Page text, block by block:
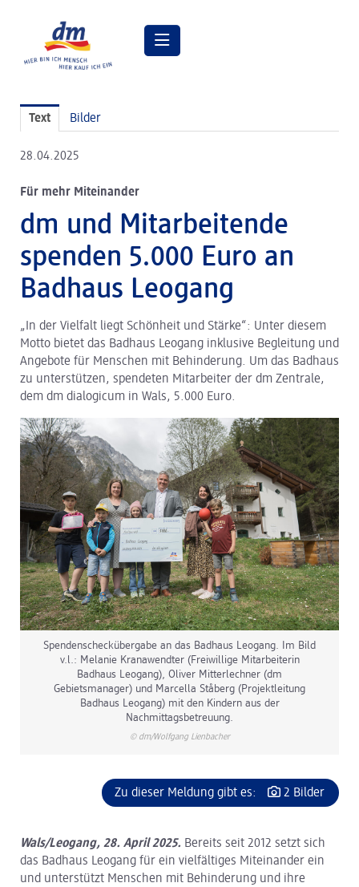
Pressebilder
dm Geschäftsführung
dm Markt
dm friseurstudio
dm kosmetikstudio
Verantwortung
Lehre bei dm
Arbeiten bei dm
dm Logistik
dm Online Shop
PAYBACK
Über dm
Pressekontakt
ACTIVE BEAUTY
Text Bilder
28.04.2025
Für mehr Miteinander
dm und Mitarbeitende
spenden 5.000 Euro an
Badhaus Leogang
„In der Vielfalt liegt Schönheit und Stärke“: Unter diesem
Motto bietet das Badhaus Leogang inklusive Begleitung und
Angebote für Menschen mit Behinderung. Um das Badhaus
zu unterstützen, spendeten Mitarbeiter der dm Zentrale,
dem dm dialogicum in Wals, 5.000 Euro.
Spendenscheckübergabe an das Badhaus Leogang. Im Bild
v.l.: Melanie Kranawendter (Freiwillige Mitarbeiterin
Badhaus Leogang), Oliver Mitterlechner (dm
Gebietsmanager) und Marcella Ståberg (Projektleitung
Badhaus Leogang) mit den Kindern aus der
Nachmittagsbetreuung.
© dm/Wolfgang Lienbacher
Zu dieser Meldung gibt es: 2 Bilder
Wals/Leogang, 28. April 2025. Bereits seit 2012 setzt sich
das Badhaus Leogang für ein vielfältiges Miteinander ein
und unterstützt Menschen mit Behinderung und ihre